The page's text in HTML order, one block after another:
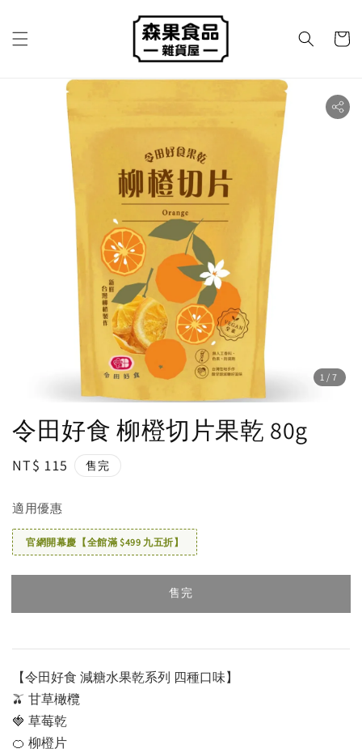
1 /7
令田好食 柳橙切片果乾 80g
Regular
NT$ 115 售完
適用優惠
官網開幕慶【全館滿 $499 九五折】
售完
【令田好食 減糖水果乾系列 四種口味】
🫒 甘草橄欖
🍓 草莓乾
🍊 柳橙片